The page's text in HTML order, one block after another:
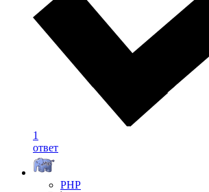
1
ответ
PHP